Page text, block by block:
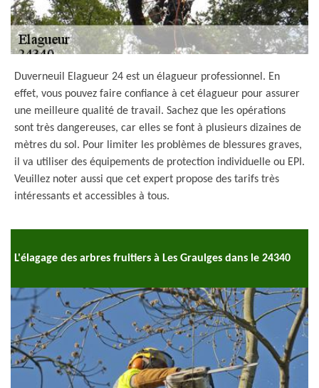
Duverneuil Elagueur 24 est un élagueur professionnel. En
effet, vous pouvez faire confiance à cet élagueur pour assurer
une meilleure qualité de travail. Sachez que les opérations
sont très dangereuses, car elles se font à plusieurs dizaines de
mètres du sol. Pour limiter les problèmes de blessures graves,
il va utiliser des équipements de protection individuelle ou EPI.
Veuillez noter aussi que cet expert propose des tarifs très
intéressants et accessibles à tous.
L'élagage des arbres fruitiers à Les Graulges dans le 24340